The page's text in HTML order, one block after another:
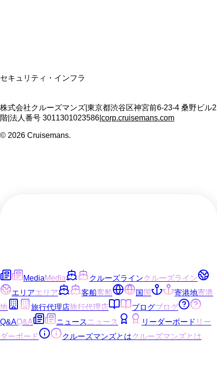
セキュリティ・インフラ
株式会社クルーズマンズ 東京都渋谷区神宮前6-23-4 桑野ビル2
階 法人番号 3011301023586 corp.cruisemans.com
© 2026 Cruisemans.
MediaMedia クルーズラインクルーズライン
エリアエリア 客船客船 国国 寄港地寄港
地
旅行代理店旅行代理店 ブログブログ
Q&AQ&A ニュース ニュース リーダーボード リー
ダーボード
クルーズマンズとはクルーズマンズとは